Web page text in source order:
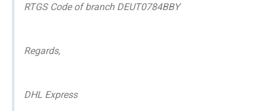
RTGS Code of branch DEUT0784BBY
Regards,
DHL Express